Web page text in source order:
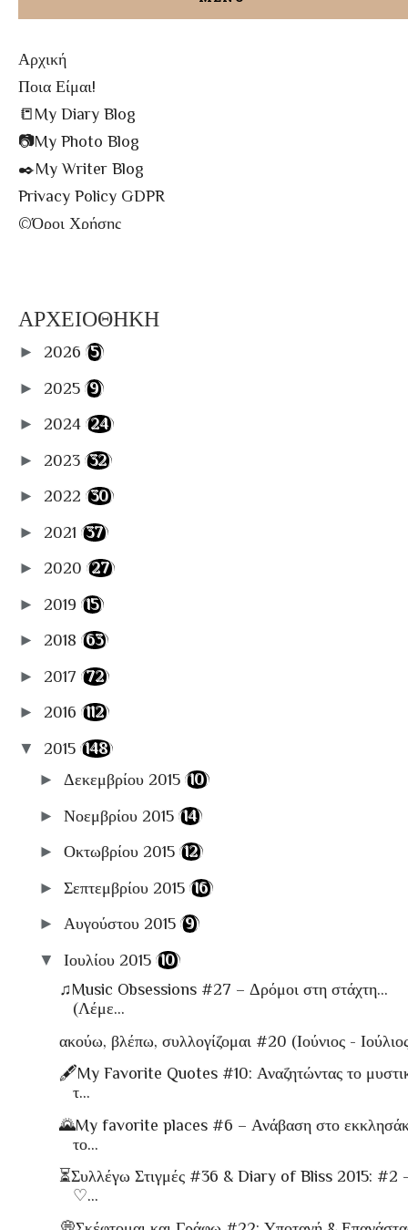
Αρχική
Ποια Είμαι!
📒My Diary Blog
📷My Photo Blog
✒️My Writer Blog
Privacy Policy GDPR
©️Όροι Χρήσης
🔑Enter My Library
Στήλες
✏️Συγγράφω
📸Photography
📽Cinema
🍴Food
🛫Travel
📋Αρχειοθήκες
ΑΡΧΕΙΟΘΗΚΗ
► 2026 (5)
► 2025 (9)
► 2024 (24)
► 2023 (32)
► 2022 (30)
► 2021 (37)
► 2020 (27)
► 2019 (15)
► 2018 (63)
► 2017 (72)
► 2016 (112)
▼ 2015 (148)
► Δεκεμβρίου 2015 (10)
► Νοεμβρίου 2015 (14)
► Οκτωβρίου 2015 (12)
► Σεπτεμβρίου 2015 (16)
► Αυγούστου 2015 (9)
▼ Ιουλίου 2015 (10)
♫Music Obsessions #27 – Δρόμοι στη στάχτη...
(Λέμε...
ακούω, βλέπω, συλλογίζομαι #20 (Ιούνιος -
🖋My Favorite Quotes #10: Αναζητώντας το
τ...
🌄My favorite places #6 – Ανάβαση στο
το...
⏳Συλλέγω Στιγμές #36 & Diary of Bliss 2015: #2 -
♡...